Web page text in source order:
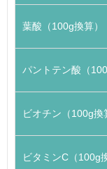
葉酸（100g換算）
パントテン酸（
ビオチン（100g換
ビタミンC（100g